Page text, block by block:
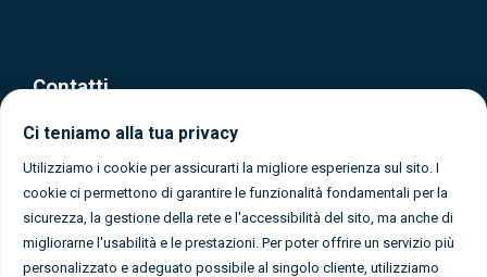
Contatti
Via Olona, 37 - Gallarate (Varese)
0331 1080365
info@caigallarate.it
Ci teniamo alla tua privacy
Utilizziamo i cookie per assicurarti la migliore esperienza sul sito. I
cookie ci permettono di garantire le funzionalità fondamentali per la
sicurezza, la gestione della rete e l'accessibilità del sito, ma anche di
migliorarne l'usabilità e le prestazioni. Per poter offrire un servizio più
personalizzato e adeguato possibile al singolo cliente, utilizziamo